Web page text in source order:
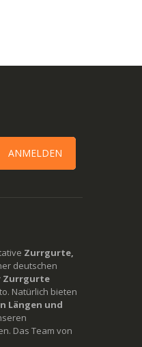
ANMELDEN
Zurrgurte,
deutschen
Zurrgurte
Natürlich bieten
Längen und
Das Team von